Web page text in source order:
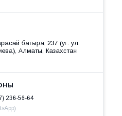
батыра, 237 (уг. ул.
Алматы, Казахстан
236-56-64